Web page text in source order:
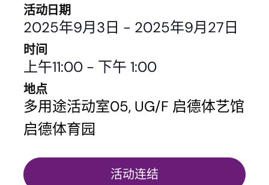
活动日期
2025年9月3日 - 2025年9月27日
时间
上午11:00 - 下午 1:00
地点
多用途活动室05, UG/F 启德体艺馆
启德体育园
活动连结